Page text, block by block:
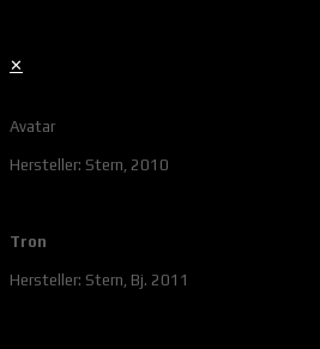
✕
Avatar
Hersteller: Stern, 2010
Tron
Hersteller: Stern, Bj. 2011